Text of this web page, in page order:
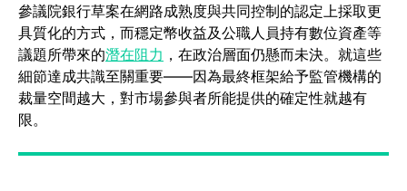
參議院銀行草案在網路成熟度與共同控制的認定上採取更
具質化的方式，而穩定幣收益及公職人員持有數位資產等
議題所帶來的潛在阻力 (opens in a new tab)
，在政治層面仍懸而未決。就這些
細節達成共識至關重要——因為最終框架給予監管機構的
裁量空間越大，對市場參與者所能提供的確定性就越有
限。